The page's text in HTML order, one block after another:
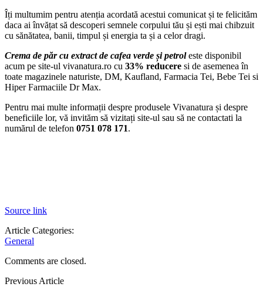
Îți multumim pentru atenția acordată acestui comunicat și te felicităm
daca ai învățat să descoperi semnele corpului tău și ești mai chibzuit
cu sănătatea, banii, timpul și energia ta și a celor dragi.
Crema de păr cu extract de cafea verde și petroleste disponibil
acum pe site-ul vivanatura.ro cu 33% reducere si de asemenea în
toate magazinele naturiste, DM, Kaufland, Farmacia Tei, Bebe Tei si
Hiper Farmaciile Dr Max.
Pentru mai multe informații despre produsele Vivanatura și despre
beneficiile lor, vă invităm să vizitați site-ul sau să ne contactati la
numărul de telefon 0751 078 171.
Source link
Article Categories:
General
Comments are closed.
Previous Article